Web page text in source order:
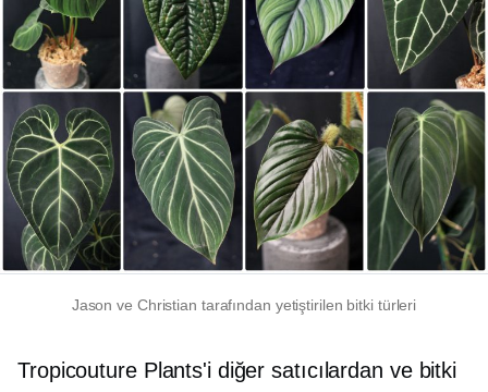
Jason ve Christian tarafından yetiştirilen bitki türleri
Tropicouture Plants'i diğer satıcılardan ve bitki